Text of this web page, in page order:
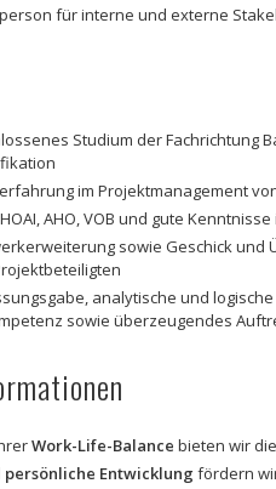
für interne und externe
Studium der Fachrichtung
im Projektmanagement
AHO, VOB und gute Kenntnisse
sowie Geschick
analytische und
sowie überzeugendes
Work-Life-Balance bieten wir
Entwicklung fördern